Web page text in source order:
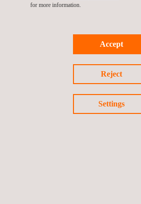
for more information.
Accept
Reject
Settings